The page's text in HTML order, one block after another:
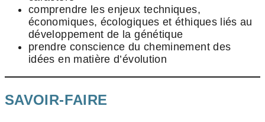
comprendre les enjeux techniques,
économiques, écologiques et éthiques liés au
développement de la génétique
prendre conscience du cheminement des
idées en matière d’évolution
SAVOIR-FAIRE